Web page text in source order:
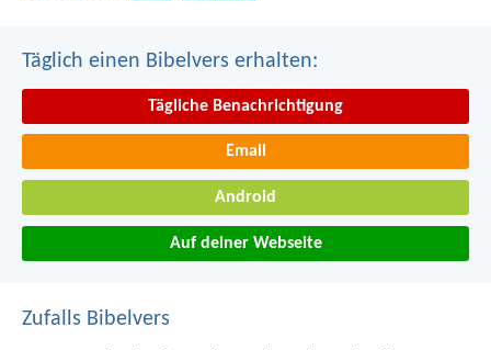
Täglich einen Bibelvers erhalten:
Tägliche Benachrichtigung
Email
Android
Auf deiner Webseite
Zufalls Bibelvers